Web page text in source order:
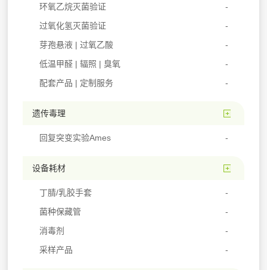
环氧乙烷灭菌验证
过氧化氢灭菌验证
芽孢悬液 | 过氧乙酸
低温甲醛 | 辐照 | 臭氧
配套产品 | 定制服务
遗传毒理
回复突变实验Ames
设备耗材
丁腈/乳胶手套
菌种保藏管
消毒剂
采样产品